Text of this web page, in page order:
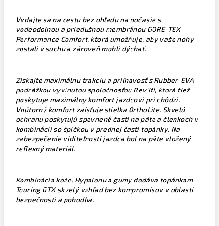
Vydajte sa na cestu bez ohľadu na počasie s
vodeodolnou a priedušnou membránou GORE-TEX
Performance Comfort, ktorá umožňuje, aby vaše nohy
zostali v suchu a zároveň mohli dýchať.
Získajte maximálnu trakciu a priľnavosť s Rubber-EVA
podrážkou vyvinutou spoločnosťou Rev’it!, ktorá tiež
poskytuje maximálny komfort jazdcovi pri chôdzi.
Vnútorný komfort zaisťuje stielka OrthoLite. Skvelú
ochranu poskytujú spevnené časti na päte a členkoch v
kombinácii so špičkou v prednej časti topánky. Na
zabezpečenie viditeľnosti jazdca bol na päte vložený
reflexný materiál.
Kombinácia kože, Hypalonu a gumy dodáva topánkam
Touring GTX skvelý vzhľad bez kompromisov v oblasti
bezpečnosti a pohodlia.